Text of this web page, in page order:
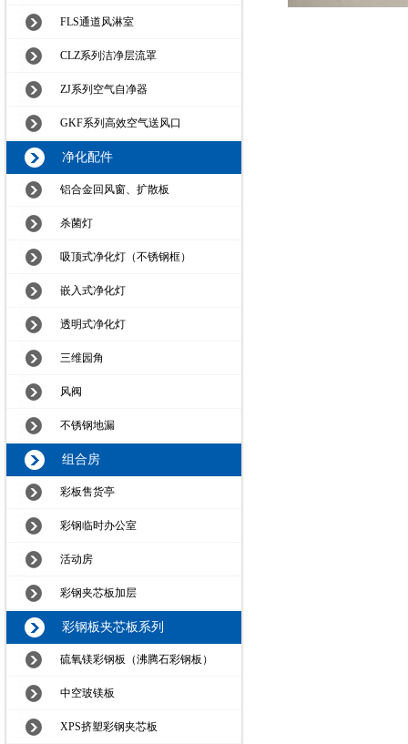
FLS通道风淋室
CLZ系列洁净层流罩
ZJ系列空气自净器
GKF系列高效空气送风口
净化配件
铝合金回风窗、扩散板
杀菌灯
吸顶式净化灯（不锈钢框）
嵌入式净化灯
透明式净化灯
三维园角
风阀
不锈钢地漏
组合房
彩板售货亭
彩钢临时办公室
活动房
彩钢夹芯板加层
彩钢板夹芯板系列
硫氧镁彩钢板（沸腾石彩钢板）
中空玻镁板
XPS挤塑彩钢夹芯板